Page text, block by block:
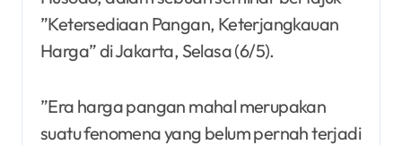
”Ketersediaan Pangan, Keterjangkauan
Harga” di Jakarta, Selasa (6/5).
”Era harga pangan mahal merupakan
suatu fenomena yang belum pernah terjadi